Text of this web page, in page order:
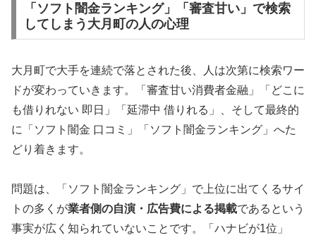
「ソフト闇金ランキング」「審査甘い」で検索
してしまう大月町の人の心理
大月町で大手を連続で落とされた後、人は次第に検索ワー
ドが変わっていきます。「審査甘い消費者金融」「どこに
も借りれない 即日」「延滞中 借りれる」、そして最終的
に「ソフト闇金 口コミ」「ソフト闇金ランキング」へた
どり着きます。
問題は、「ソフト闇金ランキング」で上位に出てくるサイ
トの多くが業者側の自演・広告費による掲載であるという
事実が広く知られていないことです。「ハナビが1位」